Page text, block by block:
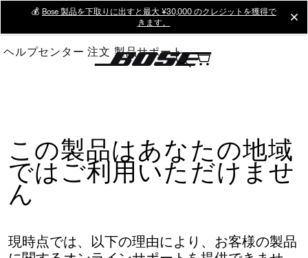
Main
💰 Bose 製品を下取りに出すと最大 ¥30,000 のクレジットを獲得で
きます。
ヘルプセンター 注文 製品サポート
この製品はあなたの地域
ではご利用いただけませ
ん
現時点では、以下の理由により、お客様の製品